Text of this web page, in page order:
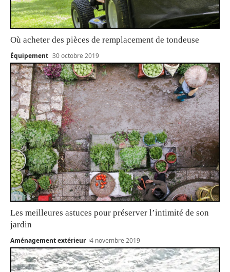
Où acheter des pièces de remplacement de tondeuse
Équipement 30 octobre 2019
Les meilleures astuces pour préserver l’intimité de son
jardin
Aménagement extérieur 4 novembre 2019